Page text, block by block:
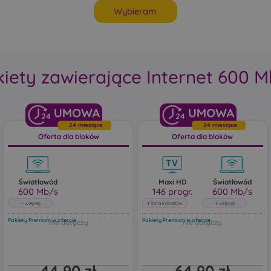
Wybieram
zawierające Internet 600
24
24 miesiące
Oferta dla bloków
Światłowód
600 Mb/s
600 Mb/s
Wysyłaj do: 150 Mb/s
Pakiety Premium w ofercie
24
24 miesiące
Oferta dla bloków
Maxi HD
146 progr.
Światłowód
600 Mb/s
Wysyłaj do:
Pakiety Premium w ofercie